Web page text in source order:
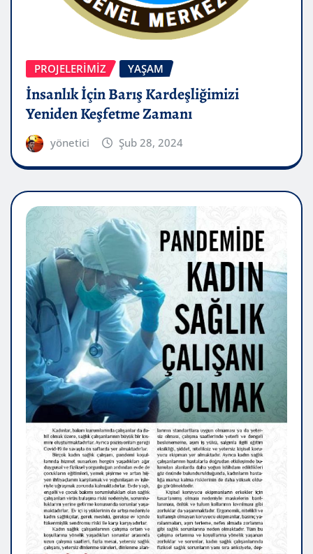
PROJELERIMIZ YAŞAM
İnsanlık İçin Barış Kardeşliğimizi
Yeniden Keşfetme Zamanı
yönetici Şub 28, 2024